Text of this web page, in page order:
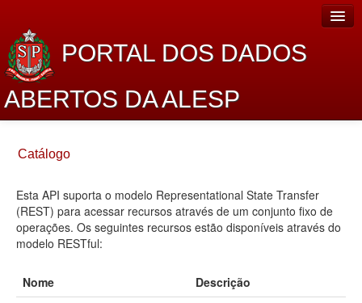
PORTAL DOS DADOS
ABERTOS DA ALESP
Sobre o projeto
Dados Abertos Alesp
Lei de Acesso à Informação
Planejamento
Catálogo
Esta API suporta o modelo Representational State Transfer
(REST) para acessar recursos através de um conjunto fixo de
operações. Os seguintes recursos estão disponíveis através do
modelo RESTful:
Nome
Descrição